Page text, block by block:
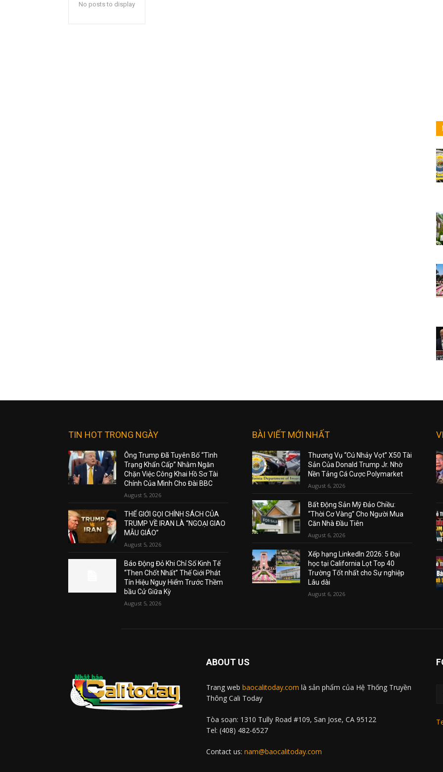
No posts to display
TIN HOT TRONG NGÀY
Ông Trump Đã Tuyên Bố “Tình
Trạng Khẩn Cấp” Nhằm Ngăn
Chặn Việc Công Khai Hồ Sơ Tài
Chính Của Mình Cho Đài BBC
August 5, 2026
THẾ GIỚI GỌI CHÍNH SÁCH CỦA
TRUMP VỀ IRAN LÀ “NGOẠI GIAO
MẪU GIÁO”
August 5, 2026
Báo Động Đỏ Khi Chỉ Số Kinh Tế
“Then Chốt Nhất” Thế Giới Phát
Tín Hiệu Nguy Hiểm Trước Thềm
bầu Cử Giữa Kỳ
August 5, 2026
BÀI VIẾT MỚI NHẤT
Thương Vụ “Cú Nhảy Vọt” X50 Tài
Sản Của Donald Trump Jr. Nhờ
Nền Tảng Cá Cược Polymarket
August 6, 2026
Bất Động Sản Mỹ Đảo Chiều:
“Thời Cơ Vàng” Cho Người Mua
Căn Nhà Đầu Tiên
August 6, 2026
Xếp hạng LinkedIn 2026: 5 Đại
học tại California Lọt Top 40
Trường Tốt nhất cho Sự nghiệp
Lâu dài
August 6, 2026
ABOUT US
Trang web baocalitoday.com là sản phẩm của Hệ Thống Truyền
Thông Cali Today
Tòa soạn: 1310 Tully Road #109, San Jose, CA 95122
Tel: (408) 482-6527
Contact us: nam@baocalitoday.com